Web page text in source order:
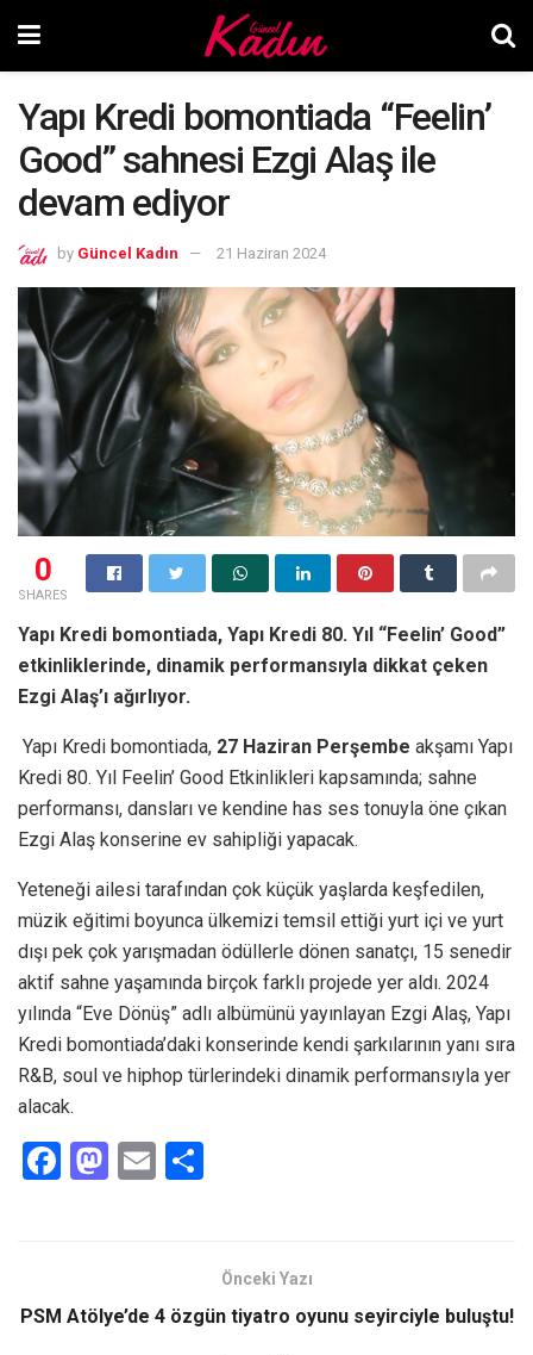
Yapı Kredi bomontiada “Feelin’
Good” sahnesi Ezgi Alaş ile
devam ediyor
by Güncel Kadın 21 Haziran 2024
0
SHARES
Yapı Kredi bomontiada, Yapı Kredi 80. Yıl “Feelin’ Good”
etkinliklerinde, dinamik performansıyla dikkat çeken
Ezgi Alaş’ı ağırlıyor.
Yapı Kredi bomontiada, 27 Haziran Perşembe akşamı Yapı
Kredi 80. Yıl Feelin’ Good Etkinlikleri kapsamında; sahne
performansı, dansları ve kendine has ses tonuyla öne çıkan
Ezgi Alaş konserine ev sahipliği yapacak.
Yeteneği ailesi tarafından çok küçük yaşlarda keşfedilen,
müzik eğitimi boyunca ülkemizi temsil ettiği yurt içi ve yurt
dışı pek çok yarışmadan ödüllerle dönen sanatçı, 15 senedir
aktif sahne yaşamında birçok farklı projede yer aldı. 2024
yılında “Eve Dönüş” adlı albümünü yayınlayan Ezgi Alaş, Yapı
Kredi bomontiada’daki konserinde kendi şarkılarının yanı sıra
R&B, soul ve hiphop türlerindeki dinamik performansıyla yer
alacak.
F
o
M
d
E
Önceki Yazı
PSM Atölye’de 4 özgün tiyatro oyunu seyirciyle buluştu!